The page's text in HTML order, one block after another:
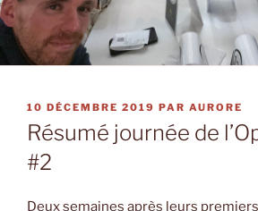
PUBLIÉ
LE
10 DÉCEMBRE 2019 PAR AURORE
Résumé journée de
#2
Deux semaines après leurs